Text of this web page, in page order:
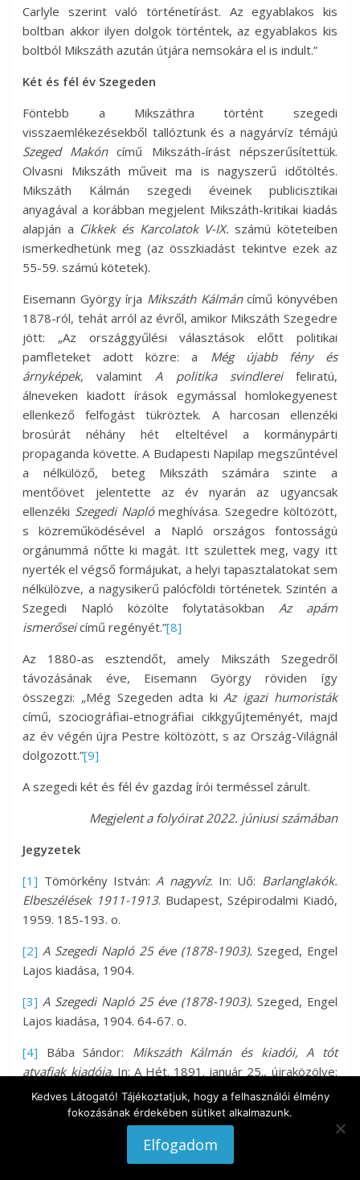
Carlyle szerint való történetírást. Az egyablakos kis
boltban akkor ilyen dolgok történtek, az egyablakos kis
boltból Mikszáth azután útjára nemsokára el is indult.”
Két és fél év Szegeden
Föntebb a Mikszáthra történt szegedi
visszaemlékezésekből tallóztunk és a nagyárvíz témájú
Szeged Makóncímű Mikszáth-írást népszerűsítettük.
Olvasni Mikszáth műveit ma is nagyszerű időtöltés.
Mikszáth Kálmán szegedi éveinek publicisztikai
anyagával a korábban megjelent Mikszáth-kritikai kiadás
alapján a Cikkek és Karcolatok V-IX.számú köteteiben
ismerkedhetünk meg (az összkiadást tekintve ezek az
55-59. számú kötetek).
Eisemann György írja Mikszáth Kálmáncímű könyvében
1878-ról, tehát arról az évről, amikor Mikszáth Szegedre
jött: „Az országgyűlési választások előtt politikai
pamfleteket adott közre: a Még újabb fény és
árnyképek, valamint A politika svindlereifeliratú,
álneveken kiadott írások egymással homlokegyenest
ellenkező felfogást tükröztek. A harcosan ellenzéki
brosúrát néhány hét elteltével a kormánypárti
propaganda követte. A Budapesti Napilap megszűntével
a nélkülöző, beteg Mikszáth számára szinte a
mentőövet jelentette az év nyarán az ugyancsak
ellenzéki Szegedi Naplómeghívása. Szegedre költözött,
s közreműködésével a Napló országos fontosságú
orgánummá nőtte ki magát. Itt születtek meg, vagy itt
nyerték el végső formájukat, a helyi tapasztalatokat sem
nélkülözve, a nagysikerű palócföldi történetek. Szintén a
Szegedi Napló közölte folytatásokban Az apám
ismerőseicímű regényét.”[8]
Az 1880-as esztendőt, amely Mikszáth Szegedről
távozásának éve, Eisemann György röviden így
összegzi: „Még Szegeden adta ki Az igazi humoristák
című, szociográfiai-etnográfiai cikkgyűjteményét, majd
az év végén újra Pestre költözött, s az Ország-Világnál
dolgozott.”[9]
A szegedi két és fél év gazdag írói terméssel zárult.
Megjelent a folyóirat 2022. júniusi számában
Jegyzetek
[1] Tömörkény István: A nagyvíz. In: Uő: Barlanglakók.
Elbeszélések 1911-1913. Budapest, Szépirodalmi Kiadó,
1959. 185-193. o.
[2] A Szegedi Napló 25 éve (1878-1903). Szeged, Engel
Lajos kiadása, 1904.
[3] A Szegedi Napló 25 éve (1878-1903). Szeged, Engel
Lajos kiadása, 1904. 64-67. o.
[4] Bába Sándor: Mikszáth Kálmán és kiadói, A tót
atyafiak kiadója. In: A Hét. 1891. január 25., újraközölve:
Apró Ferenc (szerk.): Mikszáth szegediekről − szegediek
Mikszáthról. Szeged, Dugonics Társaság, 1997.
Eisemann György:Mikszáth Kálmán
Korona Kiadó, 1998. 164-165. o.
Kedves Látogató! Tájékoztatjuk, hogy a felhasználói élmény
fokozásának érdekében sütiket alkalmazunk.
Elfogadom